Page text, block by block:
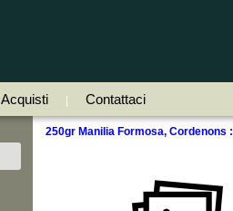
Acquisti Contattaci
250gr Manilia Formosa, Cordenons :